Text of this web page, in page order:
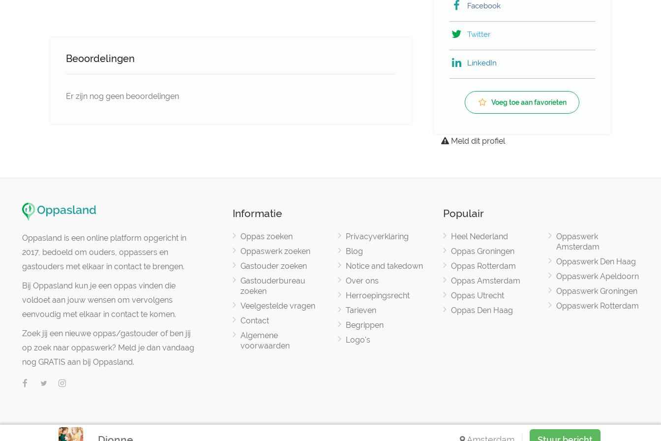
Facebook
Twitter
LinkedIn
Voeg toe aan favorieten
Meld dit profiel
Beoordelingen
Er zijn nog geen beoordelingen
Oppasland is een online platform opgericht in
2017, bedoeld om ouders, oppassers en
gastouders met elkaar in contact te brengen.
Bij Oppasland kun je een oppas vinden die
voldoet aan jouw wensen om vervolgens
eenvoudig met elkaar in contact te komen.
Zoek jij een nieuwe oppas/gastouder of ben jij
op zoek naar oppaswerk? Meld je dan vandaag
nog GRATIS aan bij Oppasland.
Informatie
Oppas zoeken
Oppaswerk zoeken
Gastouder zoeken
Gastouderbureau
zoeken
Veelgestelde vragen
Contact
Algemene
voorwaarden
Privacyverklaring
Blog
Notice and takedown
Over ons
Herroepingsrecht
Tarieven
Begrippen
Logo's
Populair
Heel Nederland
Oppas Groningen
Oppas Rotterdam
Oppas Amsterdam
Oppas Utrecht
Oppas Den Haag
Oppaswerk
Amsterdam
Oppaswerk Den Haag
Oppaswerk Apeldoorn
Oppaswerk Groningen
Oppaswerk Rotterdam